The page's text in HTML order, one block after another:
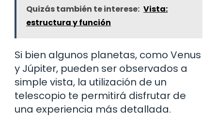
Quizás también te interese: Vista:
estructura y función
Si bien algunos planetas, como Venus
y Júpiter, pueden ser observados a
simple vista, la utilización de un
telescopio te permitirá disfrutar de
una experiencia más detallada.